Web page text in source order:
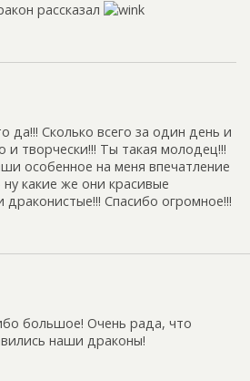
рассказал
да!!! Сколько всего за один день и
и творчески!!! Ты такая молодец!!!
особенное на меня впечатление
какие же они красивые
драконистые!!! Спасибо огромное!!!
большое! Очень рада, что
наши драконы!